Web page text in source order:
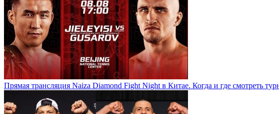
Прямая трансляция Naiza Diamond Fight Night в Китае. Когда и где смотреть